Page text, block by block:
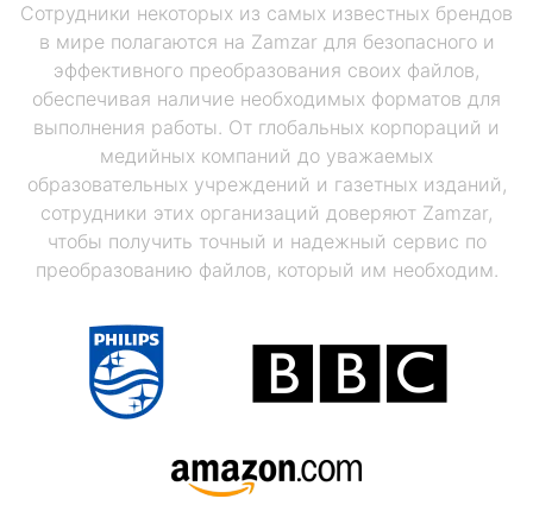
Сотрудники некоторых из самых известных брендов
в мире полагаются на Zamzar для безопасного и
эффективного преобразования своих файлов,
обеспечивая наличие необходимых форматов для
выполнения работы. От глобальных корпораций и
медийных компаний до уважаемых
образовательных учреждений и газетных изданий,
сотрудники этих организаций доверяют Zamzar,
чтобы получить точный и надежный сервис по
преобразованию файлов, который им необходим.